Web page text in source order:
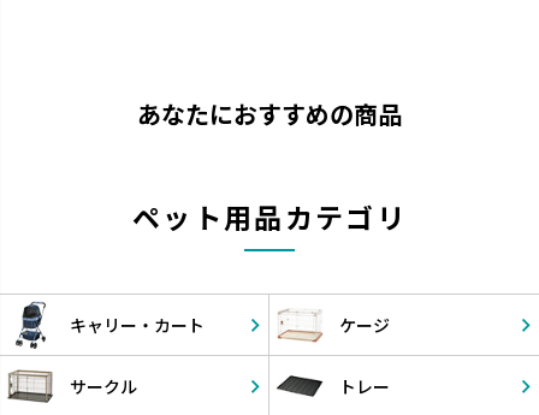
あなたにおすすめの商品
ペット用品カテゴリ
キャリー・ カート ケージ
サークル トレー